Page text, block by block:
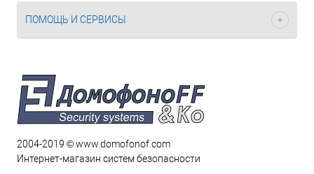
ПОМОЩЬ И СЕРВИСЫ
2004-2019 © www.domofonof.com
Интернет-магазин систем безопасности